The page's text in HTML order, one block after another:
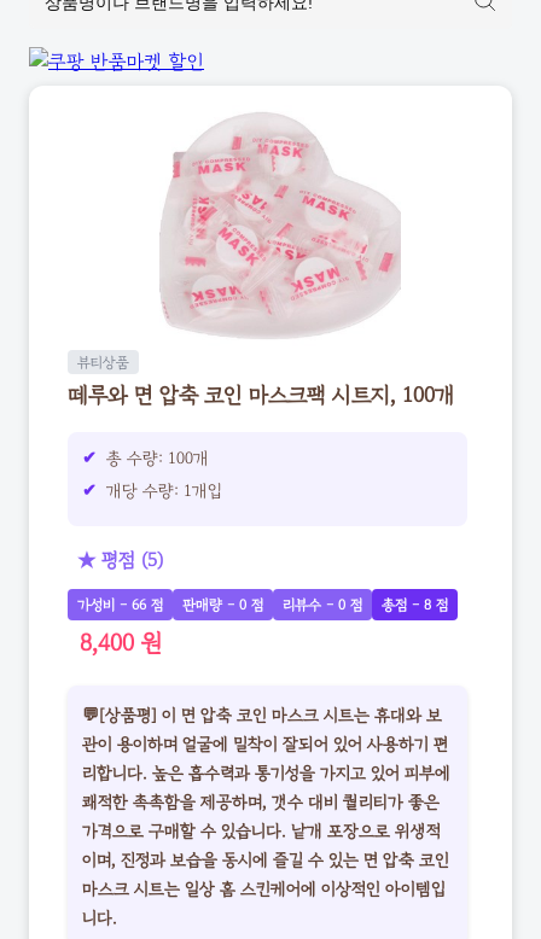
뷰티상품
떼루와 면 압축 코인 마스크팩 시트지, 100개
총 수량: 100개
개당 수량: 1개입
★ 평점 (5)
가성비 - 66 점 판매량 - 0 점 리뷰수 - 0 점 총점 - 8 점
8,400 원
💬[상품평] 이 면 압축 코인 마스크 시트는 휴대와 보
관이 용이하며 얼굴에 밀착이 잘되어 있어 사용하기 편
리합니다. 높은 흡수력과 통기성을 가지고 있어 피부에
쾌적한 촉촉함을 제공하며, 갯수 대비 퀄리티가 좋은
가격으로 구매할 수 있습니다. 낱개 포장으로 위생적
이며, 진정과 보습을 동시에 즐길 수 있는 면 압축 코인
마스크 시트는 일상 홈 스킨케어에 이상적인 아이템입
니다.